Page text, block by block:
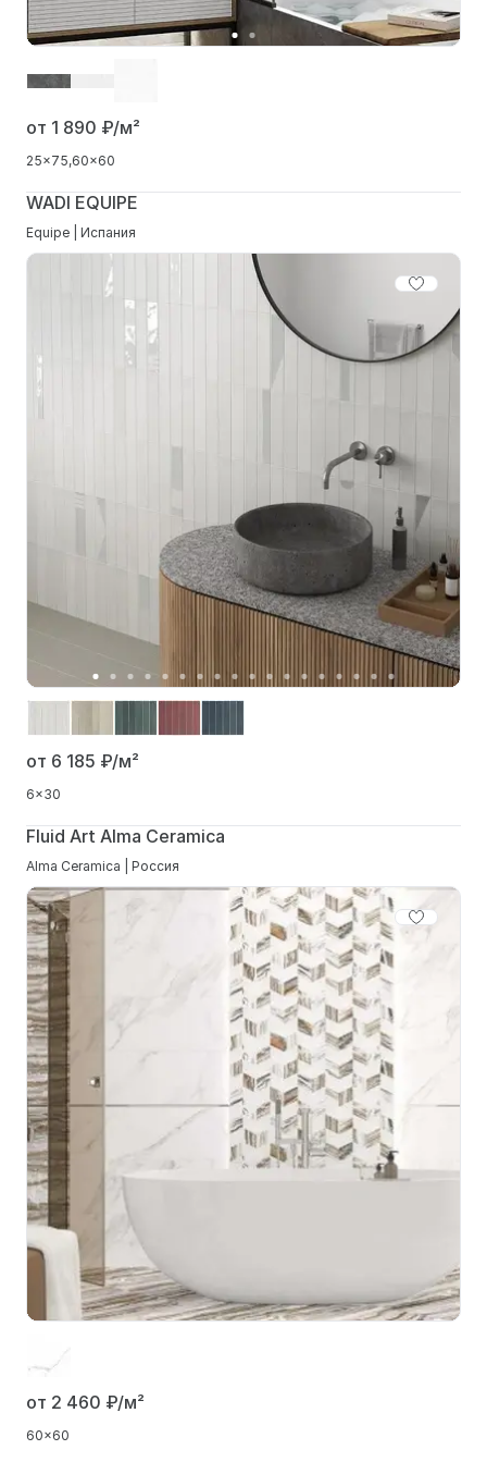
от 1 890 ₽/м²
25x75 60x60
WADI EQUIPE
Equipe | Испания
от 6 185 ₽/м²
6x30
Fluid Art Alma Ceramica
Alma Ceramica | Россия
от 2 460 ₽/м²
60x60